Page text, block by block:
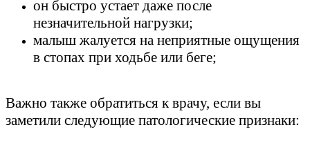
он быстро устает даже после
незначительной нагрузки;
малыш жалуется на неприятные ощущения
в стопах при ходьбе или беге;
Важно также обратиться к врачу, если вы
заметили следующие патологические признаки: